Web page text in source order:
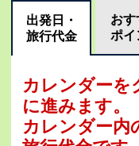
出発日・
旅行代金
おす
ポイ
カレンダーを
に進みます。
カレンダー内